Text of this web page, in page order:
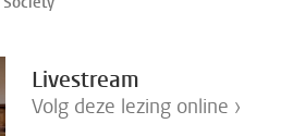
Livestream
Volg deze lezing online ›